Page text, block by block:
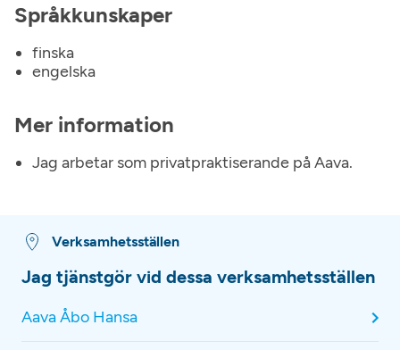
Språkkunskaper
finska
engelska
Mer information
Jag arbetar som privatpraktiserande på Aava.
Verksamhetsställen
Jag tjänstgör vid dessa verksamhetsställen
Aava Åbo Hansa